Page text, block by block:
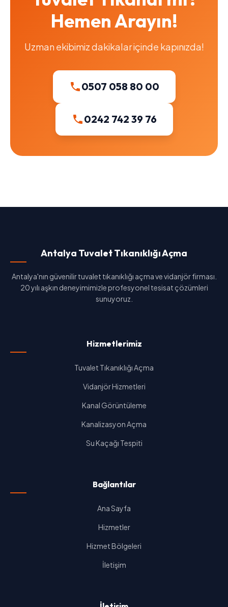
Hemen Arayın!
Uzman ekibimiz dakikalar içinde kapınızda!
0507 058 80 00
0242 742 39 76
Antalya Tuvalet Tıkanıklığı Açma
Antalya'nın güvenilir tuvalet tıkanıklığı açma ve vidanjör firması.
20 yılı aşkın deneyimimizle profesyonel tesisat çözümleri
sunuyoruz.
Hizmetlerimiz
Tuvalet Tıkanıklığı Açma
Vidanjör Hizmetleri
Kanal Görüntüleme
Kanalizasyon Açma
Su Kaçağı Tespiti
Bağlantılar
Ana Sayfa
Hizmetler
Hizmet Bölgeleri
İletişim